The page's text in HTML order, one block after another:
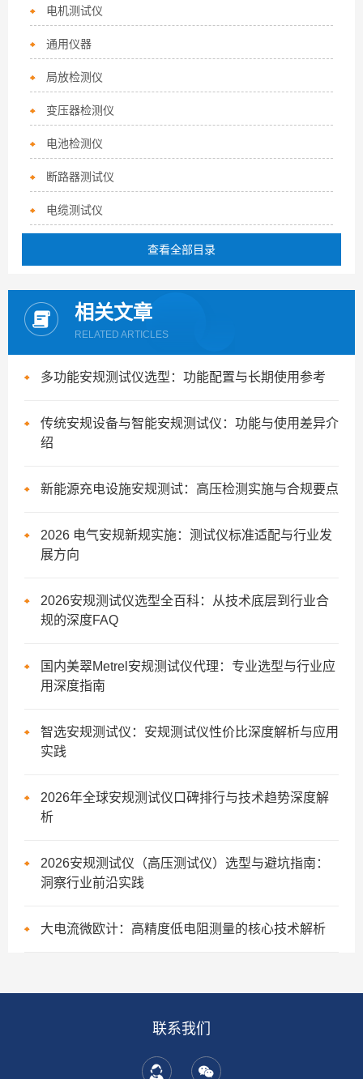
电机测试仪
通用仪器
局放检测仪
变压器检测仪
电池检测仪
断路器测试仪
电缆测试仪
查看全部目录
相关文章
RELATED ARTICLES
多功能安规测试仪选型：功能配置与长期使用参考
传统安规设备与智能安规测试仪：功能与使用差异介
绍
新能源充电设施安规测试：高压检测实施与合规要点
2026 电气安规新规实施：测试仪标准适配与行业发
展方向
2026安规测试仪选型全百科：从技术底层到行业合
规的深度FAQ
国内美翠Metrel安规测试仪代理：专业选型与行业应
用深度指南
智选安规测试仪：安规测试仪性价比深度解析与应用
实践
2026年全球安规测试仪口碑排行与技术趋势深度解
析
2026安规测试仪（高压测试仪）选型与避坑指南：
洞察行业前沿实践
大电流微欧计：高精度低电阻测量的核心技术解析
联系我们